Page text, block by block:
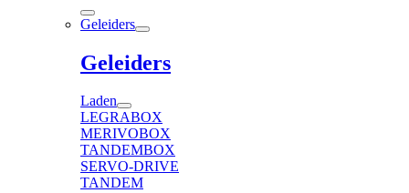
Geleiders
Geleiders
Laden
LEGRABOX
MERIVOBOX
TANDEMBOX
SERVO-DRIVE
TANDEM